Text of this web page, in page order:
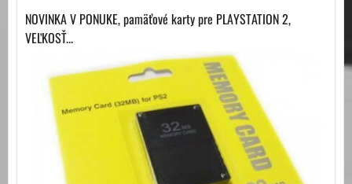
NOVINKA V PONUKE, pamäťové karty pre PLAYSTATION 2,
VEĽKOSŤ...